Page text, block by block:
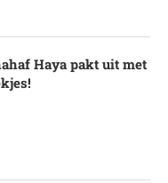
Haya pakt uit met